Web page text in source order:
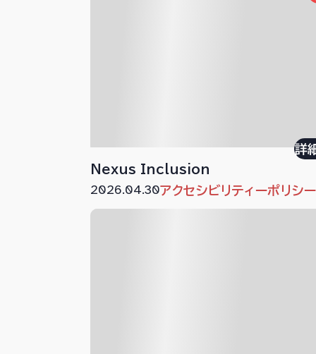
Nexus Inclusion
詳
2026.04.30アクセシビリティーポリシー